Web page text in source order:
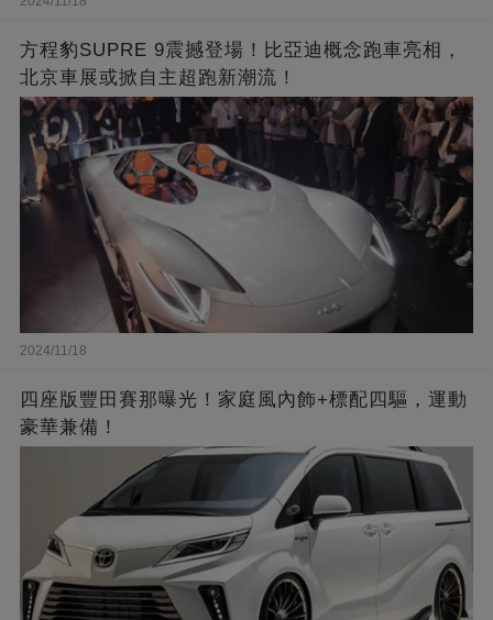
方程豹SUPRE 9震撼登場！比亞迪概念跑車亮相，
北京車展或掀自主超跑新潮流！
2024/11/18
四座版豐田賽那曝光！家庭風內飾+標配四驅，運動
豪華兼備！